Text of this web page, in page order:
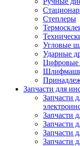
Степлеры
Угловые
Ударные
Цифровые
Запчасти для
Запчасти
Запчасти
Запчасти
Запчасти
Запчасти